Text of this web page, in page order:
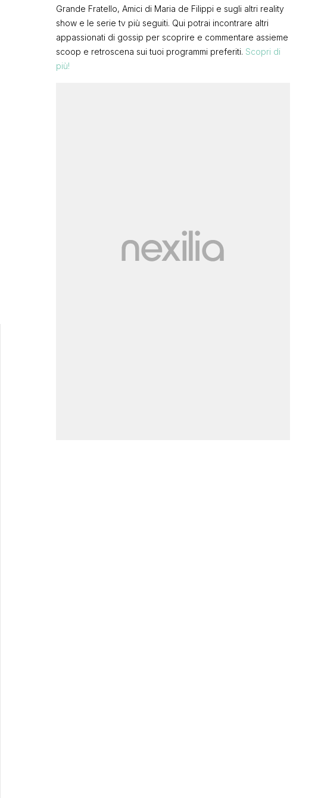
Grande Fratello, Amici di Maria de Filippi e sugli altri reality
show e le serie tv più seguiti. Qui potrai incontrare altri
appassionati di gossip per scoprire e commentare assieme
scoop e retroscena sui tuoi programmi preferiti. Scopri di
più!